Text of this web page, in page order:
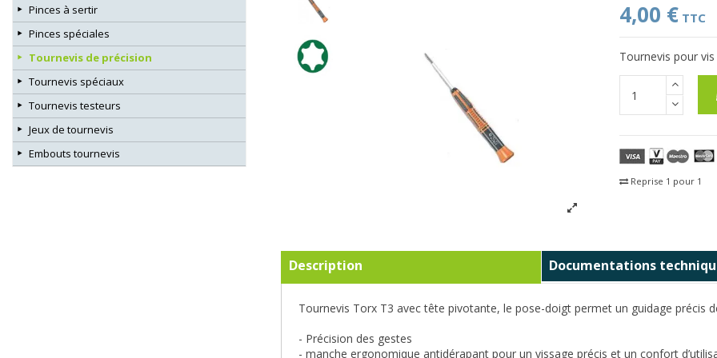
4,00 € TTC
Tournevis pour
Reprise 1 pour 1
Description Documentations
Tournevis Torx T3 avec tête pivotante, le pose-doigt permet un guidage précis
- Précision des gestes
- manche ergonomique antidérapant pour un vissage précis et un confort
Pinces à sertir
Pinces spéciales
Tournevis de précision
Tournevis spéciaux
Tournevis testeurs
Jeux de tournevis
Embouts tournevis